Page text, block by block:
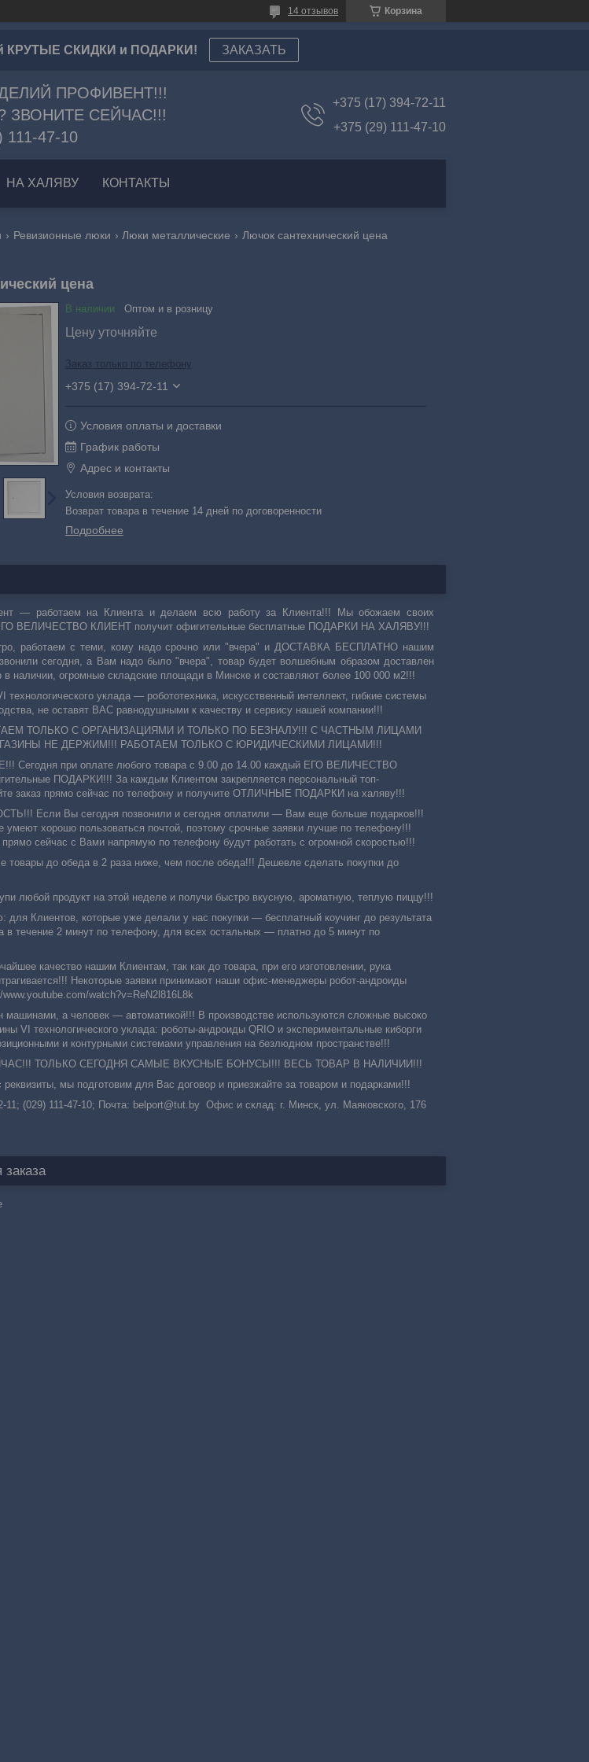
Корзина
14 отзывов
КРУТЫЕ СКИДКИ и ПОДАРКИ! ЗАКАЗАТЬ
ПРОФИВЕНТ!!!
СЕЙЧАС!!!
111-47-10
+375 (17) 394-72-11
+375 (29) 111-47-10
НА ХАЛЯВУ КОНТАКТЫ
Ревизионные люки Люки металлические Лючок сантехнический цена
цена
В наличии Оптом и в розницу
Цену уточняйте
Заказ только по телефону
+375 (17) 394-72-11
Условия оплаты и доставки
График работы
Адрес и контакты
возврат товара в течение 14 дней по договоренности
Подробнее
― работаем на Клиента и делаем всю работу за Клиента!!! Мы обожаем своих
ВЕЛИЧЕСТВО КЛИЕНТ получит офигительные бесплатные ПОДАРКИ НА ХАЛЯВУ!!!
работаем с теми, кому надо срочно или "вчера" и ДОСТАВКА БЕСПЛАТНО нашим
сегодня, а Вам надо было "вчера", товар будет волшебным образом доставлен
в наличии, огромные складские площади в Минске и составляют более 100 000 м2!!!
технологического уклада ― робототехника, искусственный интеллект, гибкие системы
не оставят ВАС равнодушными к качеству и сервису нашей компании!!!
ТОЛЬКО С ОРГАНИЗАЦИЯМИ И ТОЛЬКО ПО БЕЗНАЛУ!!! С ЧАСТНЫМ ЛИЦАМИ
НЕ ДЕРЖИМ!!! РАБОТАЕМ ТОЛЬКО С ЮРИДИЧЕСКИМИ ЛИЦАМИ!!!
при оплате любого товара с 9.00 до 14.00 каждый ЕГО ВЕЛИЧЕСТВО
ПОДАРКИ!!! За каждым Клиентом закрепляется персональный топ-
заказ прямо сейчас по телефону и получите ОТЛИЧНЫЕ ПОДАРКИ на халяву!!!
Если Вы сегодня позвонили и сегодня оплатили ― Вам еще больше подарков!!!
умеют хорошо пользоваться почтой, поэтому срочные заявки лучше по телефону!!!
сейчас с Вами напрямую по телефону будут работать с огромной скоростью!!!
до обеда в 2 раза ниже, чем после обеда!!! Дешевле сделать покупки до
продукт на этой неделе и получи быстро вкусную, ароматную, теплую пиццу!!!
для Клиентов, которые уже делали у нас покупки ― бесплатный коучинг до результата
в течение 2 минут по телефону, для всех остальных ― платно до 5 минут по
качество нашим Клиентам, так как до товара, при его изготовлении, рука
Некоторые заявки принимают наши офис-менеджеры робот-андроиды
watch?v=ReN2l816L8k
машинами, а человек — автоматикой!!! В производстве используются сложные высоко
VI технологического уклада: роботы-андроиды QRIO и экспериментальные киборги
и контурными системами управления на безлюдном пространстве!!!
ТОЛЬКО СЕГОДНЯ САМЫЕ ВКУСНЫЕ БОНУСЫ!!! ВЕСЬ ТОВАР В НАЛИЧИИ!!!
мы подготовим для Вас договор и приезжайте за товаром и подарками!!!
11; (029) 111-47-10; Почта: belport@tut.by Офис и склад: г. Минск, ул. Маяковского, 176